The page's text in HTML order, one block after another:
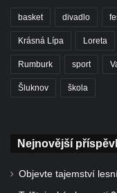
basket divadlo
Krásná Lípa Loreta
Rumburk sport
Šluknov škola
Nejnovější
Objevte tajemství